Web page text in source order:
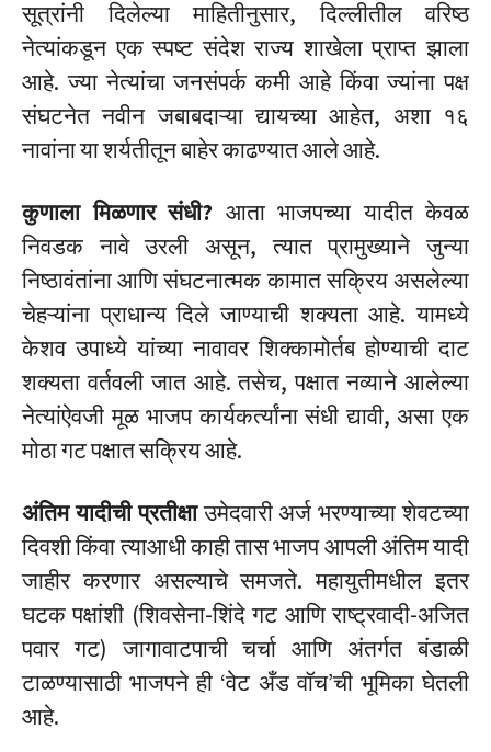
सूत्रांनी दिलेल्या माहितीनुसार, दिल्लीतील वरिष्ठ
नेत्यांकडून एक स्पष्ट संदेश राज्य शाखेला प्राप्त झाला
आहे. ज्या नेत्यांचा जनसंपर्क कमी आहे किंवा ज्यांना पक्ष
संघटनेत नवीन जबाबदाऱ्या द्यायच्या आहेत, अशा १६
नावांना या शर्यतीतून बाहेर काढण्यात आले आहे.
कुणाला मिळणार संधी? आता भाजपच्या यादीत केवळ
निवडक नावे उरली असून, त्यात प्रामुख्याने जुन्या
निष्ठावंतांना आणि संघटनात्मक कामात सक्रिय असलेल्या
चेहऱ्यांना प्राधान्य दिले जाण्याची शक्यता आहे. यामध्ये
केशव उपाध्ये यांच्या नावावर शिक्कामोर्तब होण्याची दाट
शक्यता वर्तवली जात आहे. तसेच, पक्षात नव्याने आलेल्या
नेत्यांऐवजी मूळ भाजप कार्यकर्त्यांना संधी द्यावी, असा एक
मोठा गट पक्षात सक्रिय आहे.
अंतिम यादीची प्रतीक्षाउमेदवारी अर्ज भरण्याच्या शेवटच्या
दिवशी किंवा त्याआधी काही तास भाजप आपली अंतिम यादी
जाहीर करणार असल्याचे समजते. महायुतीमधील इतर
घटक पक्षांशी (शिवसेना-शिंदे गट आणि राष्ट्रवादी-अजित
पवार गट) जागावाटपाची चर्चा आणि अंतर्गत बंडाळी
टाळण्यासाठी भाजपने ही ‘वेट अँड वॉच’ची भूमिका घेतली
आहे.